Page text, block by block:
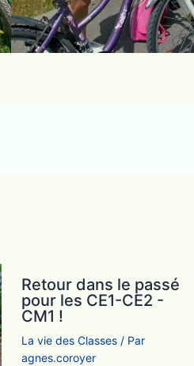
Retour dans le passé
pour les CE1-CE2 -
CM1 !
La vie des Classes/ Par
agnes.coroyer